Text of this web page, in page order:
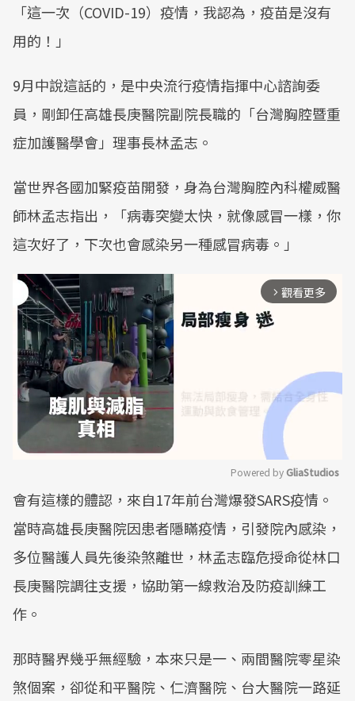
「這一次（COVID-19）疫情，我認為，疫苗是沒有
用的！」
9月中說這話的，是中央流行疫情指揮中心諮詢委
員，剛卸任高雄長庚醫院副院長職的「台灣胸腔暨重
症加護醫學會」理事長林孟志。
當世界各國加緊疫苗開發，身為台灣胸腔內科權威醫
師林孟志指出，「病毒突變太快，就像感冒一樣，你
這次好了，下次也會感染另一種感冒病毒。」
arrow_forward_ios 觀看更多
Mute
Powered by GliaStudios
會有這樣的體認，來自17年前台灣爆發SARS疫情。
當時高雄長庚醫院因患者隱瞞疫情，引發院內感染，
多位醫護人員先後染煞離世，林孟志臨危授命從林口
長庚醫院調往支援，協助第一線救治及防疫訓練工
作。
那時醫界幾乎無經驗，本來只是一、兩間醫院零星染
煞個案，卻從和平醫院、仁濟醫院、台大醫院一路延